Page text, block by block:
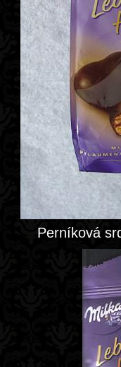
Perníková